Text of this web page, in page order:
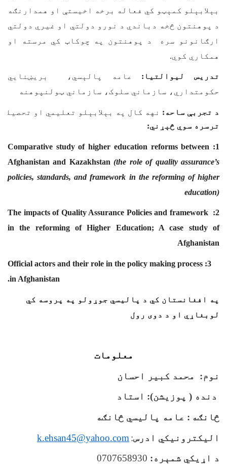
بېلابېلو کمېټو کي فعاله برخه اخیستې او همدارنګه
د پوهنتون څخه دباندي د نورو دولتي او غیري دولتي
ارګانونو سره د پوهنتون په چوکاټ کي مرسته او
همکاري کوي.
تدریس لیوالتیا :
عامه پالېسي، بريښنايي
حکومتداري، سازماني سلوک، سازماني ټولنپوهنه
د تجربې ساحه : نهه کال په بېلابېلو تعلیمي او
ترسره سوي څېړني:
1: Comparative study of higher education reforms between
Afghanistan and Kazakhstan(the role of quality assurance’s
policies, standards, and framework in the reforming of higher
education)
2: The impacts of Quality Assurance Policies and framework
in the reforming of Higher Education; A case study of
Afghanistan
3: Official actors and their role in the policy making process
in Afghanistan.
په افغانستان کي د پالیسي جوړولو په پروسه کي
لوبغاړي او د دوی رول
معلومات
نوم: محمد کبیر احسان
دنده ( پوزیشن): استاد
څانګه : عامه پاليسي څانګه
الیکترونیکي ادرس:
k.ehsan45@yahoo.com
د اړیکي شمېره: 0707658930